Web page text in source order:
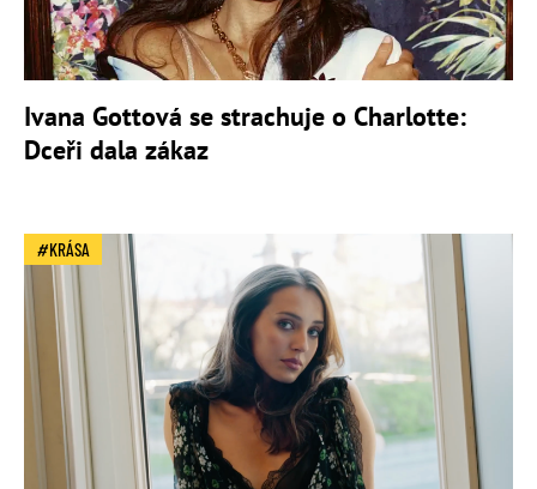
Ivana Gottová se strachuje o Charlotte:
Dceři dala zákaz
KRÁSA